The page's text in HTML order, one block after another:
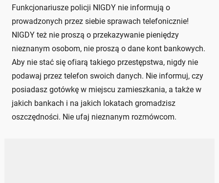
Funkcjonariusze policji NIGDY nie informują o
prowadzonych przez siebie sprawach telefonicznie!
NIGDY też nie proszą o przekazywanie pieniędzy
nieznanym osobom, nie proszą o dane kont bankowych.
Aby nie stać się ofiarą takiego przestępstwa, nigdy nie
podawaj przez telefon swoich danych. Nie informuj, czy
posiadasz gotówkę w miejscu zamieszkania, a także w
jakich bankach i na jakich lokatach gromadzisz
oszczędności. Nie ufaj nieznanym rozmówcom.